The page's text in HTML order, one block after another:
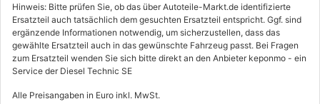
Hinweis: Bitte prüfen Sie, ob das über Autoteile-Markt.de identifizierte
Ersatzteil auch tatsächlich dem gesuchten Ersatzteil entspricht. Ggf. sind
ergänzende Informationen notwendig, um sicherzustellen, dass das
gewählte Ersatzteil auch in das gewünschte Fahrzeug passt. Bei Fragen
zum Ersatzteil wenden Sie sich bitte direkt an den Anbieter keponmo - ein
Service der Diesel Technic SE
Alle Preisangaben in Euro inkl. MwSt.